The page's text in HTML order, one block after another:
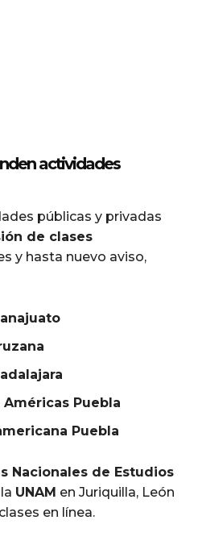
actividades
públicas y privadas
de clases
y hasta nuevo aviso,
Puebla
Puebla
Nacionales de Estudios
UNAM en Juriquilla, León
en línea.